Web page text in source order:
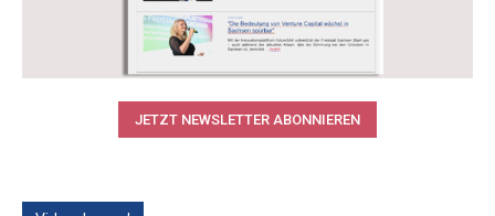
JETZT NEWSLETTER ABONNIEREN